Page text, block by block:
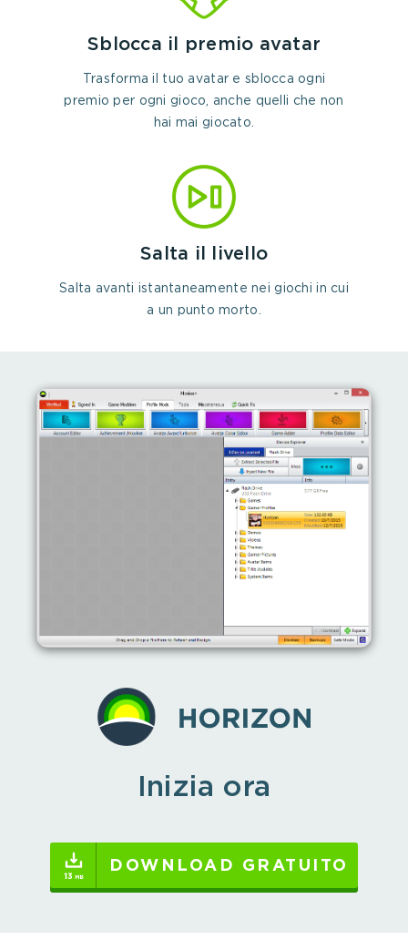
Sblocca il premio avatar
Trasforma il tuo avatar e sblocca ogni
premio per ogni gioco, anche quelli che non
hai mai giocato.
Salta il livello
Salta avanti istantaneamente nei giochi in cui
a un punto morto.
Inizia ora
DOWNLOAD GRATUITO